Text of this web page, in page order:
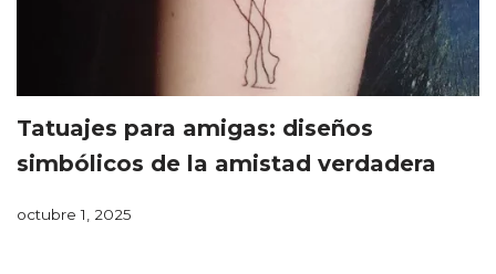
Tatuajes para amigas: diseños
simbólicos de la amistad verdadera
octubre 1, 2025